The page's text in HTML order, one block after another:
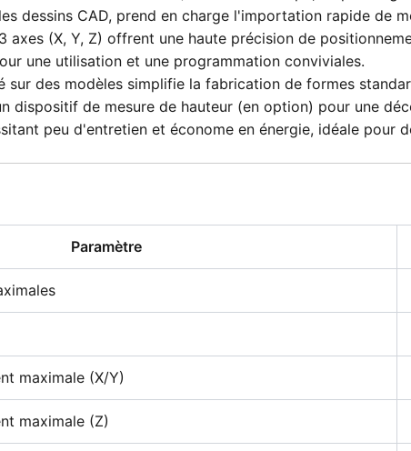
dessins CAD, prend en charge l'importation rapide de
axes (X, Y, Z) offrent une haute précision de
une utilisation et une programmation conviviales.
sur des modèles simplifie la fabrication de formes
dispositif de mesure de hauteur (en option) pour une
peu d'entretien et économe en énergie, idéale pour
Paramètre
maximale (X/Y)
maximale (Z)